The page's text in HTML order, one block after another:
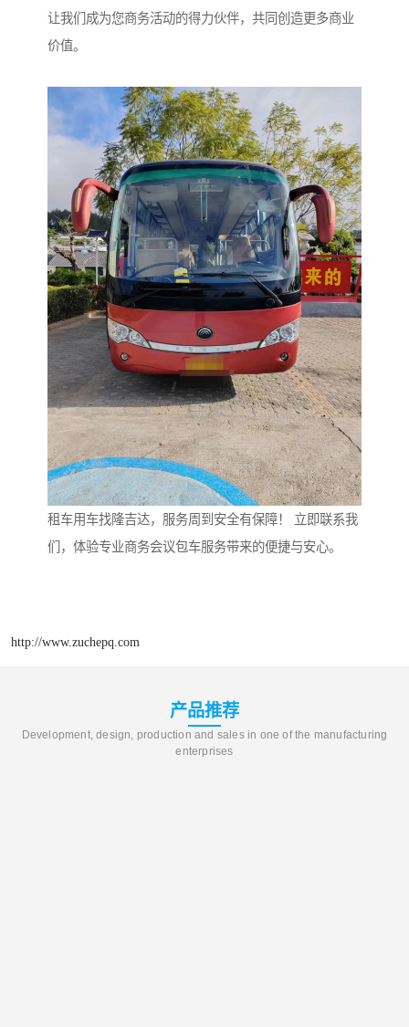
让我们成为您商务活动的得力伙伴，共同创造更多商业
价值。
租车用车找隆吉达，服务周到安全有保障！ 立即联系我
们，体验专业商务会议包车服务带来的便捷与安心。
http://www.zuchepq.com
产品推荐
Development, design, production and sales in one of the manufacturing
enterprises